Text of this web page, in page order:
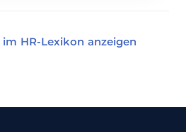
ist somit ein
HR-Lexikon anzeigen